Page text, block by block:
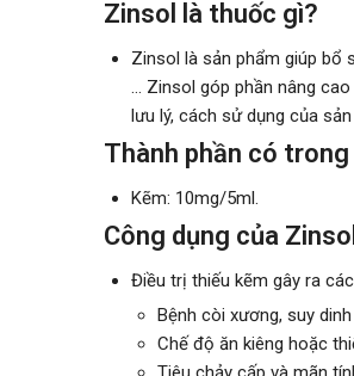
Zinsol là thuốc gì?
Zinsol là sản phẩm giúp bổ
… Zinsol góp phần nâng
lưu lý, cách sử dụng của sản
Thành phần có trong
Kẽm: 10mg/5ml.
Công dụng của Zinsol
Điều trị thiếu kẽm gây ra
Bệnh còi xương, suy
Chế độ ăn kiêng hoặc